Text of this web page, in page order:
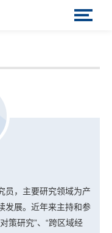
员，主要研究领域为产
发展。近年来主持和参
策研究”、“跨区域经